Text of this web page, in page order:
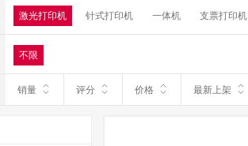
激光打印机 针式打印机 一体机 支票打印机
不限
销量 评分 价格 最新上架